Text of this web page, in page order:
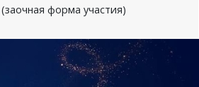
форма участия)